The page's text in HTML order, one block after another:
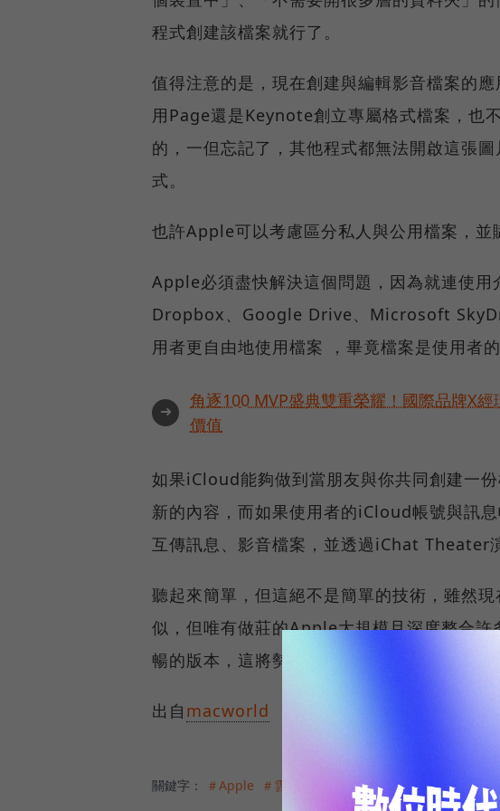
程式創建該檔案就行了。
值得注意的是，現在創建與編輯影音檔案的
用Page還是Keynote創立專屬格式檔案，也
的，一但忘記了，其他程式都無法開啟這張
式。
也許Apple可以考慮區分私人與公用檔案，並
Apple必須盡快解決這個問題，因為就連使
Dropbox、Google Drive、Microsoft
用者更自由地使用檔案 ，畢竟檔案是使用者
➜
角逐100 MVP盛典雙重榮耀！國際品牌X
價值
如果iCloud能夠做到當朋友與你共同創建一
新的內容，而如果使用者的iCloud帳號與訊
互傳訊息、影音檔案，並透過iChat Theater
聽起來簡單，但這絕不是簡單的技術，雖然
似，但唯有做莊的Apple大規模且深度整合
暢的版本，這將勢必能讓iCloud成為個人與企
出自 macworld
關鍵字： ＃Apple ＃雲端技術與服務